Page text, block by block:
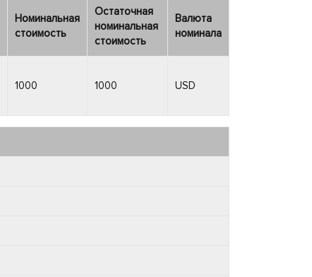
Номинальная
стоимость
Остаточная
номинальная
стоимость
Валюта
номинала
1000 1000 USD